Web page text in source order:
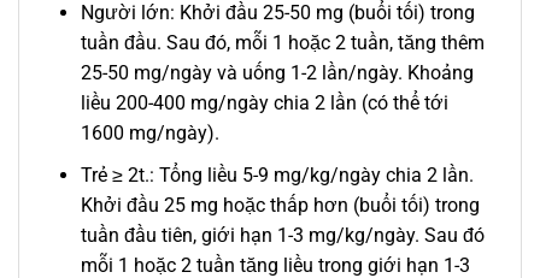
Người lớn: Khởi đầu 25-50 mg (buổi tối) trong
tuần đầu. Sau đó, mỗi 1 hoặc 2 tuần, tăng thêm
25-50 mg/ngày và uống 1-2 lần/ngày. Khoảng
liều 200-400 mg/ngày chia 2 lần (có thể tới
1600 mg/ngày).
Trẻ ≥ 2t.: Tổng liều 5-9 mg/kg/ngày chia 2 lần.
Khởi đầu 25 mg hoặc thấp hơn (buổi tối) trong
tuần đầu tiên, giới hạn 1-3 mg/kg/ngày. Sau đó
mỗi 1 hoặc 2 tuần tăng liều trong giới hạn 1-3